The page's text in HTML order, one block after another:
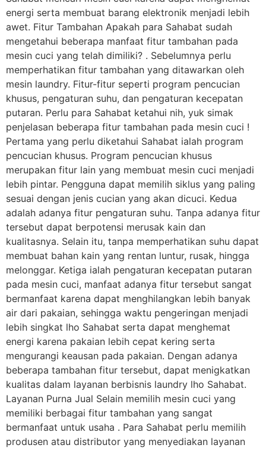
energi serta membuat barang elektronik menjadi lebih
awet. Fitur Tambahan Apakah para Sahabat sudah
mengetahui beberapa manfaat fitur tambahan pada
mesin cuci yang telah dimiliki? . Sebelumnya perlu
memperhatikan fitur tambahan yang ditawarkan oleh
mesin laundry. Fitur-fitur seperti program pencucian
khusus, pengaturan suhu, dan pengaturan kecepatan
putaran. Perlu para Sahabat ketahui nih, yuk simak
penjelasan beberapa fitur tambahan pada mesin cuci !
Pertama yang perlu diketahui Sahabat ialah program
pencucian khusus. Program pencucian khusus
merupakan fitur lain yang membuat mesin cuci menjadi
lebih pintar. Pengguna dapat memilih siklus yang paling
sesuai dengan jenis cucian yang akan dicuci. Kedua
adalah adanya fitur pengaturan suhu. Tanpa adanya fitur
tersebut dapat berpotensi merusak kain dan
kualitasnya. Selain itu, tanpa memperhatikan suhu dapat
membuat bahan kain yang rentan luntur, rusak, hingga
melonggar. Ketiga ialah pengaturan kecepatan putaran
pada mesin cuci, manfaat adanya fitur tersebut sangat
bermanfaat karena dapat menghilangkan lebih banyak
air dari pakaian, sehingga waktu pengeringan menjadi
lebih singkat lho Sahabat serta dapat menghemat
energi karena pakaian lebih cepat kering serta
mengurangi keausan pada pakaian. Dengan adanya
beberapa tambahan fitur tersebut, dapat menigkatkan
kualitas dalam layanan berbisnis laundry lho Sahabat.
Layanan Purna Jual Selain memilih mesin cuci yang
memiliki berbagai fitur tambahan yang sangat
bermanfaat untuk usaha . Para Sahabat perlu memilih
produsen atau distributor yang menyediakan layanan